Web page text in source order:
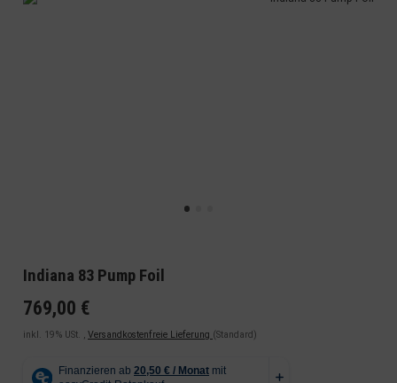
Indiana 83 Pump Foil
769,00 €
inkl. 19% USt. , Versandkostenfreie Lieferung (Standard)